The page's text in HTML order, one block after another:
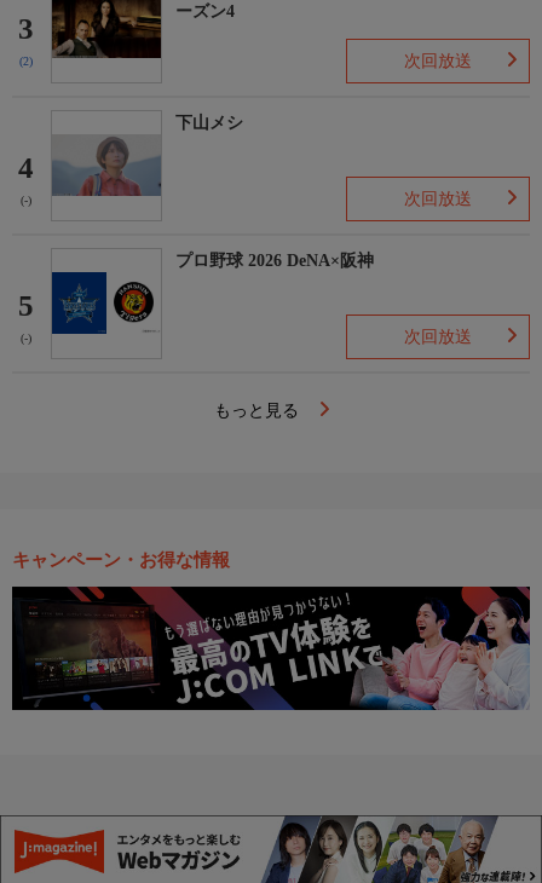
3
(2)
ーズン4
次回放送
4
(-)
下山メシ
次回放送
5
(-)
プロ野球 2026 DeNA×阪神
次回放送
もっと見る
キャンペーン・お得な情報